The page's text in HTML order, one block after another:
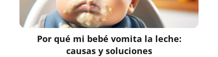
Por qué mi bebé vomita la leche:
causas y soluciones